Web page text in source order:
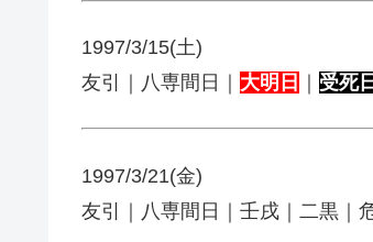
1997/3/15(土)
友引｜八専間日｜ 大明日 受死日
1997/3/21(金)
友引｜八専間日｜壬戌｜二黒｜